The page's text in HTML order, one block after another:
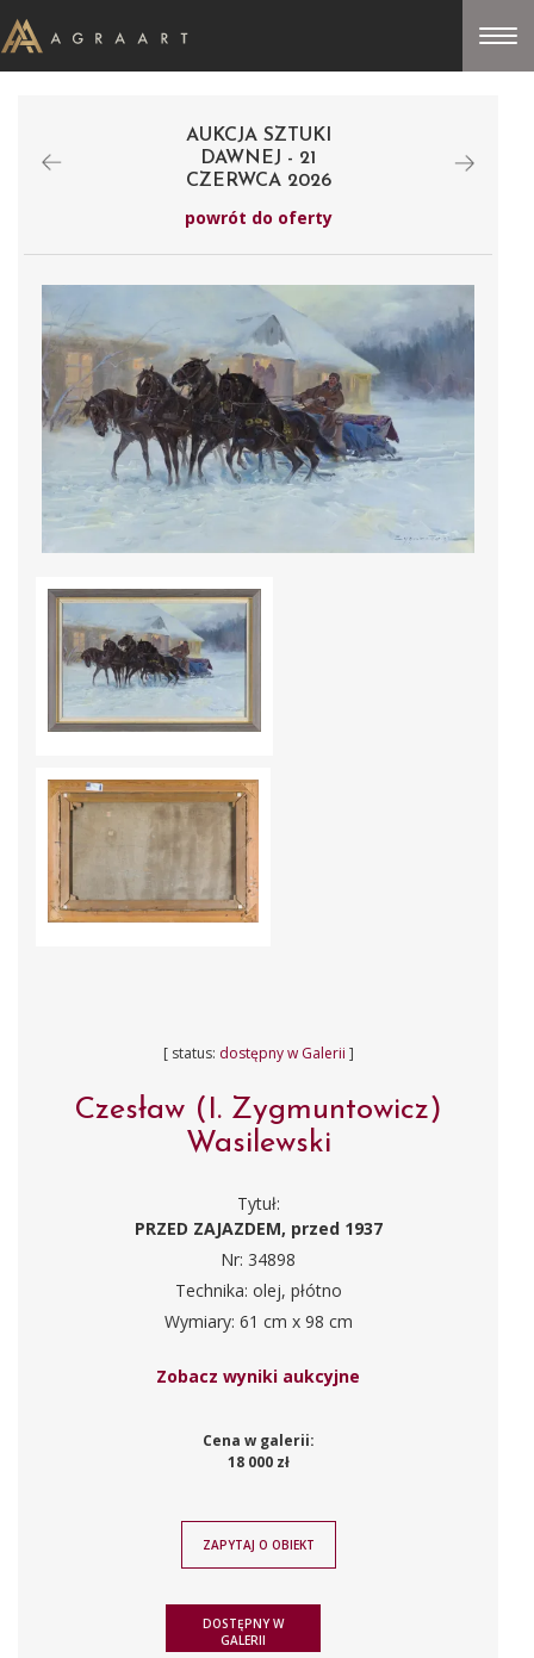
AUKCJA SZTUKI
DAWNEJ - 21
CZERWCA 2026
powrót do oferty
[ status: dostępny w Galerii ]
Czesław (I. Zygmuntowicz)
Wasilewski
Tytuł:
PRZED ZAJAZDEM, przed 1937
Nr: 34898
Technika: olej, płótno
Wymiary: 61 cm x 98 cm
Zobacz wyniki aukcyjne
Cena w galerii:
18 000 zł
ZAPYTAJ O OBIEKT
DOSTĘPNY W
GALERII